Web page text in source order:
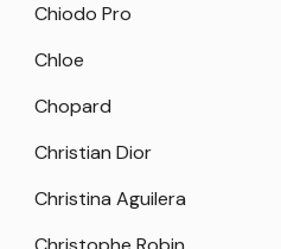
Chiodo Pro
Chloe
Chopard
Christian Dior
Christina Aguilera